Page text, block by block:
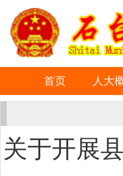
首页 人大
关于开展